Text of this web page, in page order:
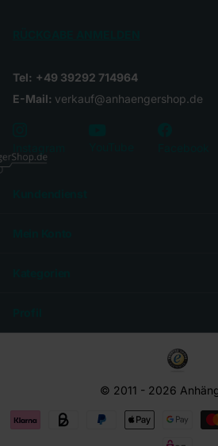
Tel: +49 39292 714964
E-Mail: verkauf@anhaengershop.de
© 2011 - 2026